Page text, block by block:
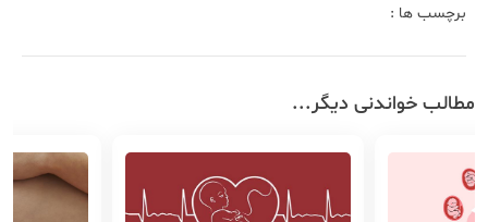
برچسب ها :
مطالب خواندنی دیگر...